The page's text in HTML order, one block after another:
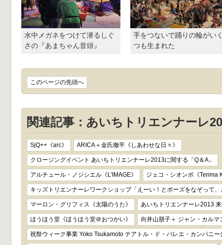
水中メガネをつけて潜るしぐ
さの『あまちゃん音頭』
手をつないで踊りの輪がい
つも生まれた
このページの先頭へ
関連記事：あいちトリエンナーレ
SjQ++《arc》 ARICA＋金氏徹平《しあわせな日々》
クロージングイベント あいちトリエンナーレ2013に関する「Q＆A」
アルチュール・ノジシエル《L'IMAGE》 ジェコ・シオンポ《Terima
キッズトリエンナーレワークショップ「えーい！とポーズをなぞって
マーロン・グリフィス《太陽のうた》 あいちトリエンナーレ2013
ほうほう堂《ほうほう堂＠おつかい》 向井山朋子＋ ジャン・カルマ
祝祭ウィーク事業 Yoko Tsukamoto テアトル・ド・バレエ・カンパニ